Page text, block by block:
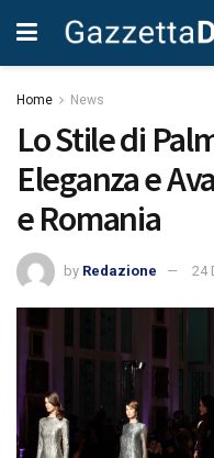
Home News
Lo Stile di
Eleganza e
e Romania
by Redazione 24